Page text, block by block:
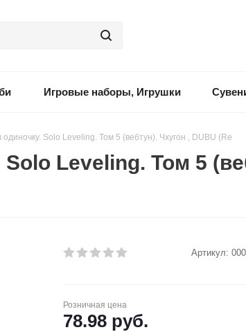
Игровые наборы, Игрушки
Solo Leveling. Том 5 (вебтун). Чхугон , DUBU (Re
Leveling. Том 5
Артикул:
Розничная цена
78.98 руб.